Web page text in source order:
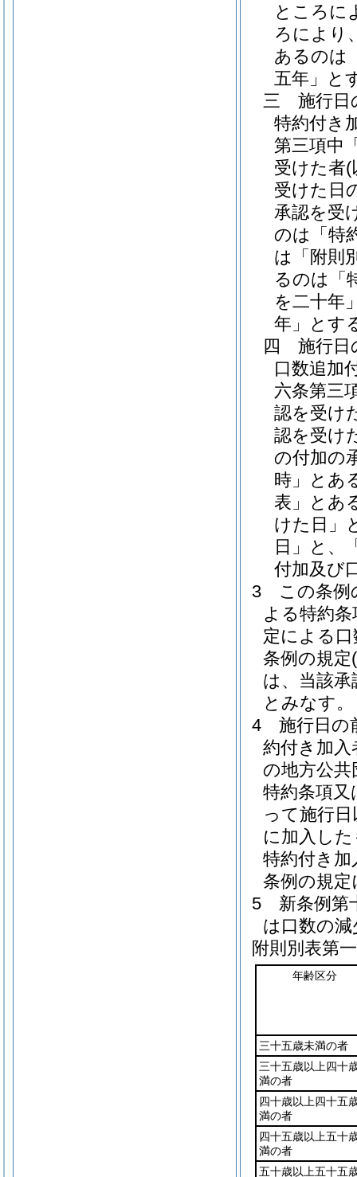
ところに
ろにより
あるのは
五年」と
三
施行日
特約付き
第三項中
受けた者(
受けた日
承認を受
のは「特
は「附則
るのは「
を二十年
年」とす
四
施行日
口数追加
六条第三
認を受け
認を受け
の付加の
時」とあ
表」とあ
けた日」
日」と、
付加及び
3
この条例
よる特約
定による
条例の規定
は、当該
とみなす。
4
施行日の
約付き加
の地方公
特約条項
って施行
に加入し
特約付き
条例の規
5
新条例第
は口数の
附則別表第一
年齢区分
三十五歳未満の者
三十五歳以上四十
満の者
四十歳以上四十五
満の者
四十五歳以上五十
満の者
五十歳以上五十五